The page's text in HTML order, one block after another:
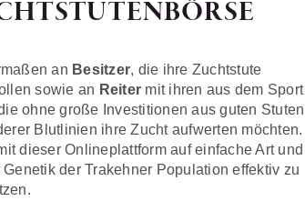
an Besitzer, die ihre Zuchtstute
sowie an Reiter mit ihren aus dem Sport
ohne große Investitionen aus guten Stuten
Blutlinien ihre Zucht aufwerten möchten.
dieser Onlineplattform auf einfache Art und
der Trakehner Population effektiv zu